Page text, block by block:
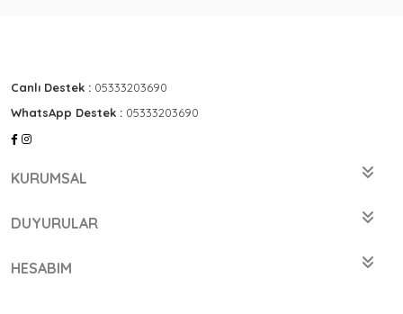
Canlı Destek : 05333203690
WhatsApp Destek : 05333203690
KURUMSAL
DUYURULAR
HESABIM